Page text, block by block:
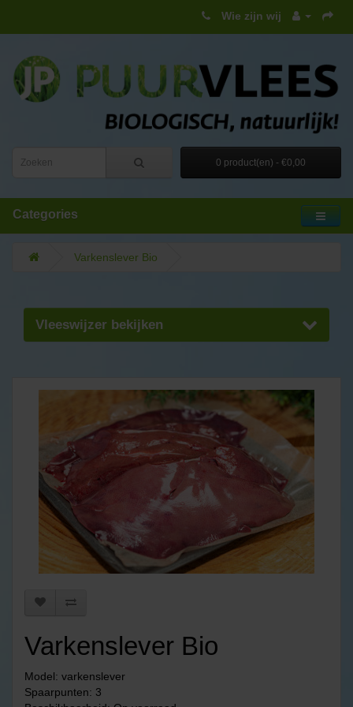
Wie zijn wij
0 product(en) - €0,00
Categories
Varkenslever Bio
Vleeswijzer bekijken
Varkenslever Bio
Model: varkenslever
Spaarpunten: 3